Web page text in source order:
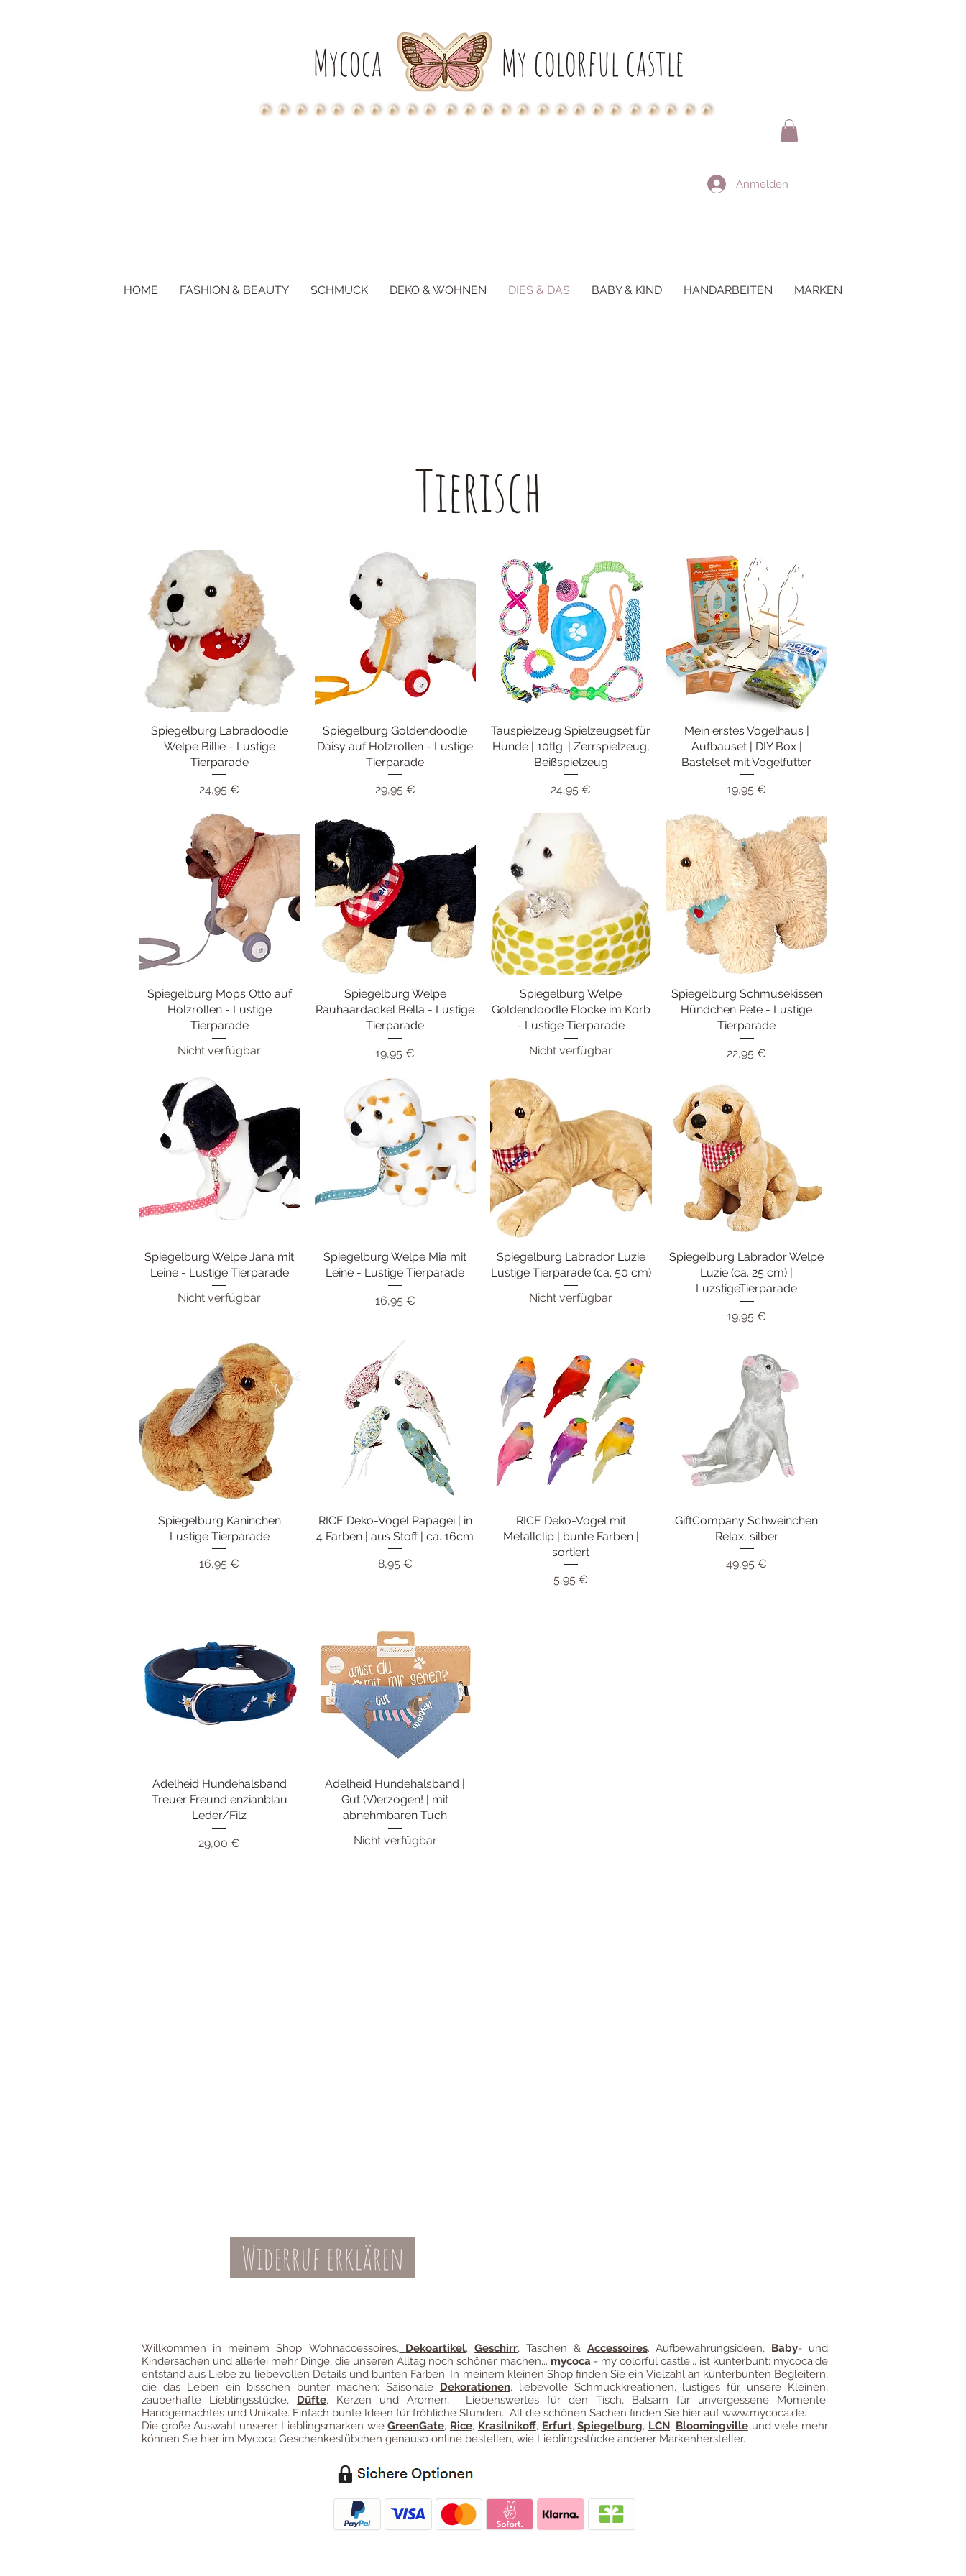
Mycoca My colorful castle
Anmelden
HOME FASHION & BEAUTY SCHMUCK DEKO & WOHNEN DIES & DAS BABY & KIND HANDARBEITEN MARKEN
Tierisch
Schnellansicht
Spiegelburg Labradoodle
Welpe Billie - Lustige
Tierparade
Preis
24,95 €
Schnellansicht
Spiegelburg Goldendoodle
Daisy auf Holzrollen - Lustige
Tierparade
Preis
29,95 €
Schnellansicht
Tauspielzeug Spielzeugset für
Hunde | 10tlg. | Zerrspielzeug,
Beißspielzeug
Preis
24,95 €
Schnellansicht
Mein erstes Vogelhaus |
Aufbauset | DIY Box |
Bastelset mit Vogelfutter
Preis
19,95 €
Schnellansicht
Spiegelburg Mops Otto auf
Holzrollen - Lustige
Tierparade
Nicht verfügbar
Schnellansicht
Spiegelburg Welpe
Rauhaardackel Bella - Lustige
Tierparade
Preis
19,95 €
Schnellansicht
Spiegelburg Welpe
Goldendoodle Flocke im Korb
- Lustige Tierparade
Nicht verfügbar
Schnellansicht
Spiegelburg Schmusekissen
Hündchen Pete - Lustige
Tierparade
Preis
22,95 €
Schnellansicht
Spiegelburg Welpe Jana mit
Leine - Lustige Tierparade
Nicht verfügbar
Schnellansicht
Spiegelburg Welpe Mia mit
Leine - Lustige Tierparade
Preis
16,95 €
Schnellansicht
Spiegelburg Labrador Luzie
Lustige Tierparade (ca. 50 cm)
Nicht verfügbar
Schnellansicht
Spiegelburg Labrador Welpe
Luzie (ca. 25 cm) |
LuzstigeTierparade
Preis
19,95 €
Schnellansicht
Spiegelburg Kaninchen
Lustige Tierparade
Preis
16,95 €
Schnellansicht
RICE Deko-Vogel Papagei | in
4 Farben | aus Stoff | ca. 16cm
Preis
8,95 €
Schnellansicht
RICE Deko-Vogel mit
Metallclip | bunte Farben |
sortiert
Preis
5,95 €
Schnellansicht
GiftCompany Schweinchen
Relax, silber
Preis
49,95 €
Schnellansicht
Adelheid Hundehalsband
Treuer Freund enzianblau
Leder/Filz
Preis
29,00 €
Schnellansicht
Adelheid Hundehalsband |
Gut (V)erzogen! | mit
abnehmbaren Tuch
Nicht verfügbar
Widerruf erklären
Willkommen in meinem Shop: Wohnaccessoires, Dekoartikel,Geschirr, Taschen & Accessoires.Aufbewahrungsideen, Baby- und
Kindersachen und allerlei mehr Dinge, die unseren Alltag noch schöner machen... mycoca - my colorful castle... ist kunterbunt: mycoca.de
entstand aus Liebe zu liebevollen Details und bunten Farben. In meinem kleinen Shop finden Sie ein Vielzahl an kunterbunten Begleitern,
die das Leben ein bisschen bunter machen: Saisonale Dekorationen, liebevolle Schmuckkreationen, lustiges für unsere Kleinen,
zauberhafte Lieblingsstücke, Düfte, Kerzen und Aromen, Liebenswertes für den Tisch, Balsam für unvergessene Momente.
Handgemachtes und Unikate. Einfach bunte Ideen für fröhliche Stunden. All die schönen Sachen finden Sie hier aufwww.mycoca.de.
Die große Auswahl unserer Lieblingsmarken wieGreenGate, Rice, Krasilnikoff, Erfurt,Spiegelburg, LCN, Bloomingville und viele mehr
können Sie hier im Mycoca Geschenkestübchen genauso online bestellen, wie Lieblingsstücke anderer Markenhersteller.